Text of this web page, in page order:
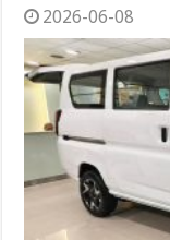
2026-06-08